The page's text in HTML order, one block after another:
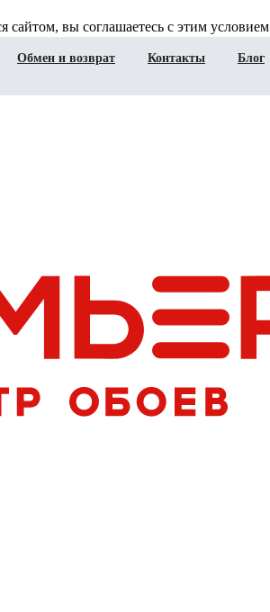
вы соглашаетесь с этим условием
Обмен и возврат Контакты
Блог